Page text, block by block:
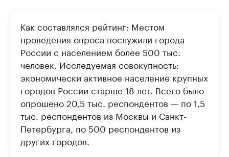
Как составлялся рейтинг: Местом
проведения опроса послужили города
России с населением более 500 тыс.
человек. Исследуемая совокупность:
экономически активное население крупных
городов России старше 18 лет. Всего было
опрошено 20,5 тыс. респондентов — по 1,5
тыс. респондентов из Москвы и Санкт-
Петербурга, по 500 респондентов из
других городов.